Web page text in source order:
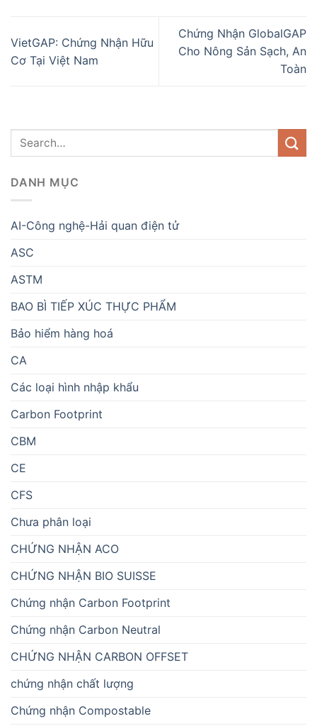
VietGAP: Chứng Nhận Hữu
Cơ Tại Việt Nam
Chứng Nhận GlobalGAP
Cho Nông Sản Sạch, An
Toàn
DANH MỤC
AI-Công nghệ-Hải quan điện tử
ASC
ASTM
BAO BÌ TIẾP XÚC THỰC PHẨM
Bảo hiểm hàng hoá
CA
Các loại hình nhập khẩu
Carbon Footprint
CBM
CE
CFS
Chưa phân loại
CHỨNG NHẬN ACO
CHỨNG NHẬN BIO SUISSE
Chứng nhận Carbon Footprint
Chứng nhận Carbon Neutral
CHỨNG NHẬN CARBON OFFSET
chứng nhận chất lượng
Chứng nhận Compostable